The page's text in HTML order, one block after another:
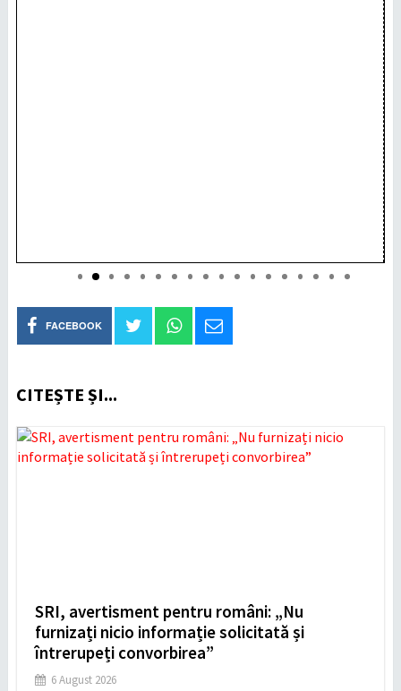
FACEBOOK
CITEȘTE ȘI...
SRI, avertisment pentru români: „Nu
furnizați nicio informație solicitată și
întrerupeți convorbirea”
6 August 2026